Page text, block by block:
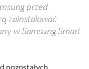
przed
zainstalować
w Samsung Smart
pozostałych